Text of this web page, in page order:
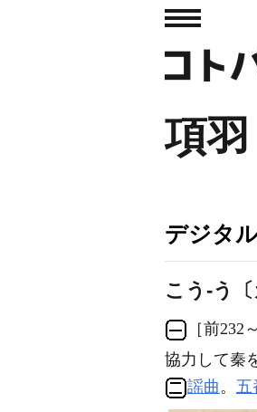
項羽
デジタ
こう‐う〔
［前232
協力して秦
謡曲 。 五